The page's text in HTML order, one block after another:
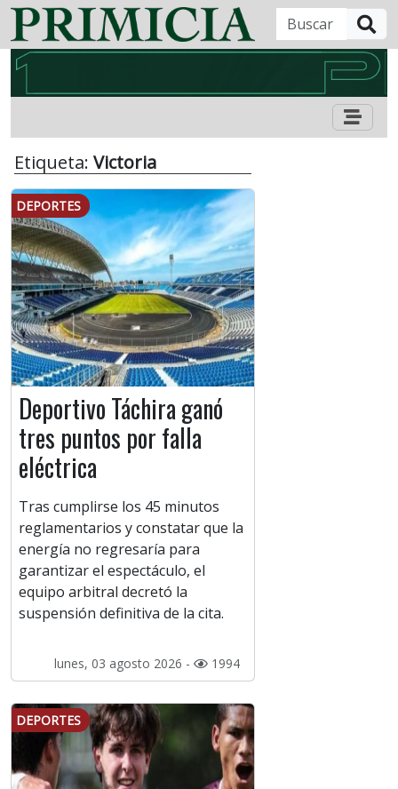
Etiqueta: Victoria
DEPORTES
Deportivo Táchira ganó
tres puntos por falla
eléctrica
Tras cumplirse los 45 minutos
reglamentarios y constatar que la
energía no regresaría para
garantizar el espectáculo, el
equipo arbitral decretó la
suspensión definitiva de la cita.
lunes, 03 agosto 2026 - 1994
DEPORTES